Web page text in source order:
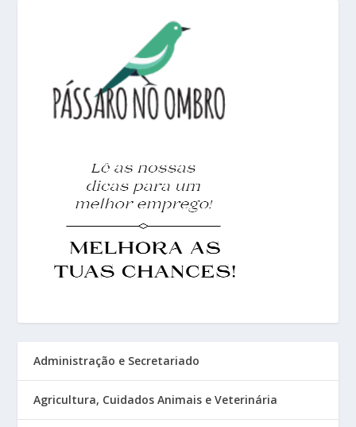
Administração e Secretariado
Agricultura, Cuidados Animais e Veterinária